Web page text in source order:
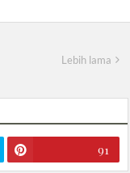
Lebih lama
91